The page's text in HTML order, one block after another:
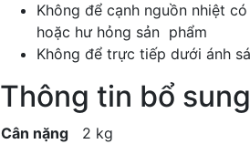
Không để cạnh nguồn nhiệt
hoặc hư hỏng sản phẩm
Không để trực tiếp dưới ánh
Thông tin bổ sung
Cân nặng
2 kg